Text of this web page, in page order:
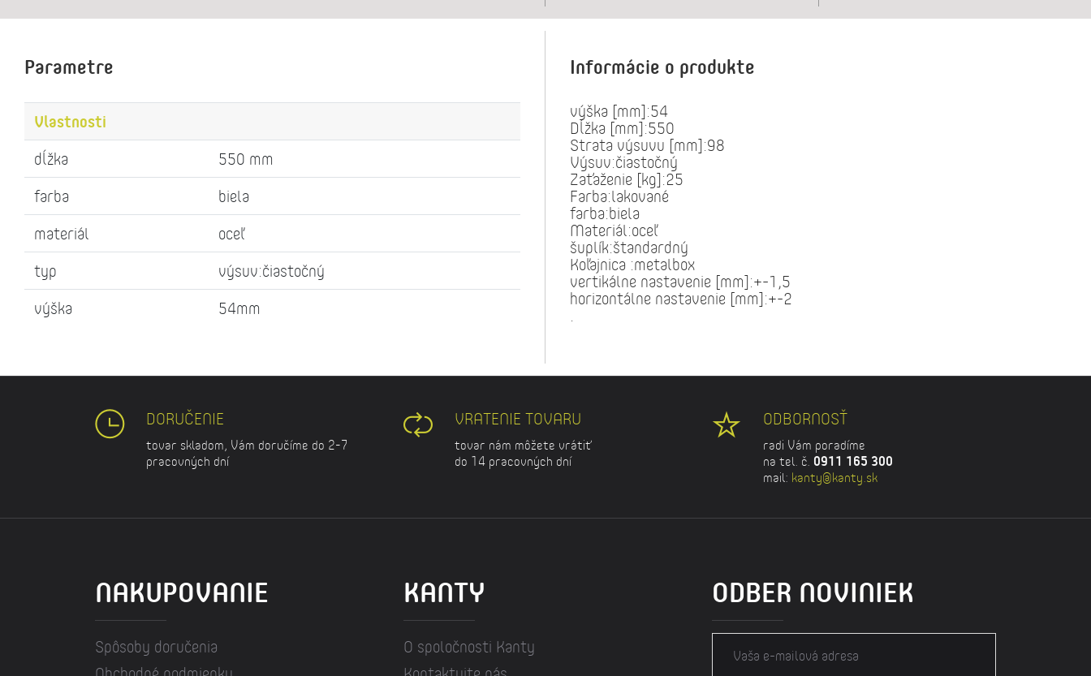
Parametre
Vlastnosti
dĺžka
550 mm
farba
biela
materiál
oceľ
typ
výsuv:čiastočný
výška
54mm
Informácie o produkte
výška [mm]:54
Dĺžka [mm]:550
Strata výsuvu [mm]:98
Výsuv:čiastočný
Zaťaženie [kg]:25
Farba:lakované
farba:biela
Materiál:oceľ
šuplík:štandardný
Koľajnica :metalbox
vertikálne nastavenie [mm]:+-1,5
horizontálne nastavenie [mm]:+-2
.
DORUČENIE
tovar skladom, Vám doručíme do 2-7
pracovných dní
VRATENIE TOVARU
tovar nám môžete vrátiť
do 14 pracovných dní
ODBORNOSŤ
radi Vám poradíme
na tel. č. 0911 165 300
mail: kanty@kanty.sk
NAKUPOVANIE
Spôsoby doručenia
KANTY
O spoločnosti Kanty
ODBER NOVINIEK